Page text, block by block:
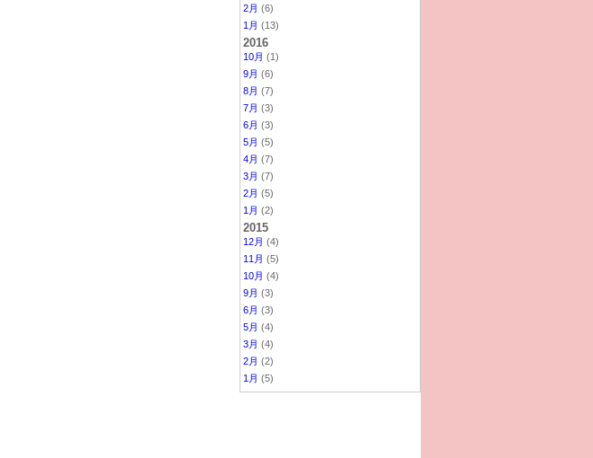
2月 (6)
1月 (13)
2016
10月 (1)
9月 (6)
8月 (7)
7月 (3)
6月 (3)
5月 (5)
4月 (7)
3月 (7)
2月 (5)
1月 (2)
2015
12月 (4)
11月 (5)
10月 (4)
9月 (3)
6月 (3)
5月 (4)
3月 (4)
2月 (2)
1月 (5)